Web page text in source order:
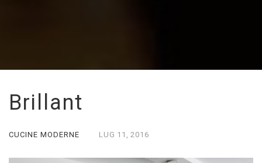
Brillant
CUCINE MODERNE LUG 11, 2016